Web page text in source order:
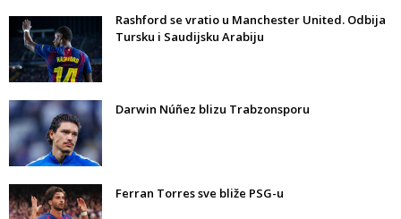
Rashford se vratio u Manchester United. Odbija
Tursku i Saudijsku Arabiju
Darwin Núñez blizu Trabzonsporu
Ferran Torres sve bliže PSG-u